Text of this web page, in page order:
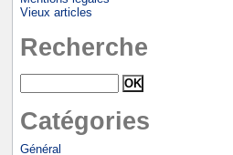
Vieux articles
Recherche
Catégories
Général